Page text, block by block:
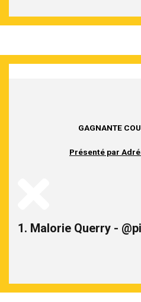
GAGNANTE
Présenté par
1. Malorie Querry -